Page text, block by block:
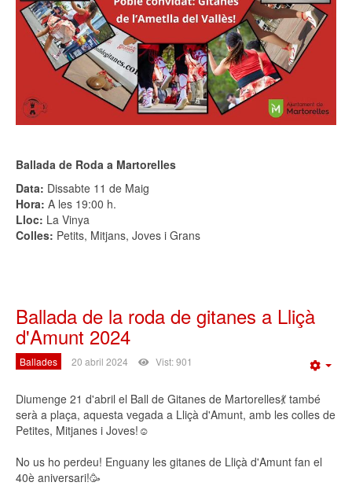
Ballada de Roda a Martorelles
Data: Dissabte 11 de Maig
Hora: A les 19:00 h.
Lloc: La Vinya
Colles: Petits, Mitjans, Joves i Grans
Ballada de la roda de gitanes a Lliçà
d'Amunt 2024
Ballades 20 abril 2024 Vist: 901
Diumenge 21 d'abril el Ball de Gitanes de Martorelles💃 també
serà a plaça, aquesta vegada a Lliçà d'Amunt, amb les colles de
Petites, Mitjanes i Joves!☺️
No us ho perdeu! Enguany les gitanes de Lliçà d'Amunt fan el
40è aniversari!🥳